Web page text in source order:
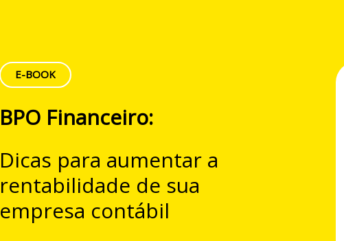
E-BOOK
BPO Financeiro:
Dicas para aumentar a
rentabilidade de sua
empresa contábil